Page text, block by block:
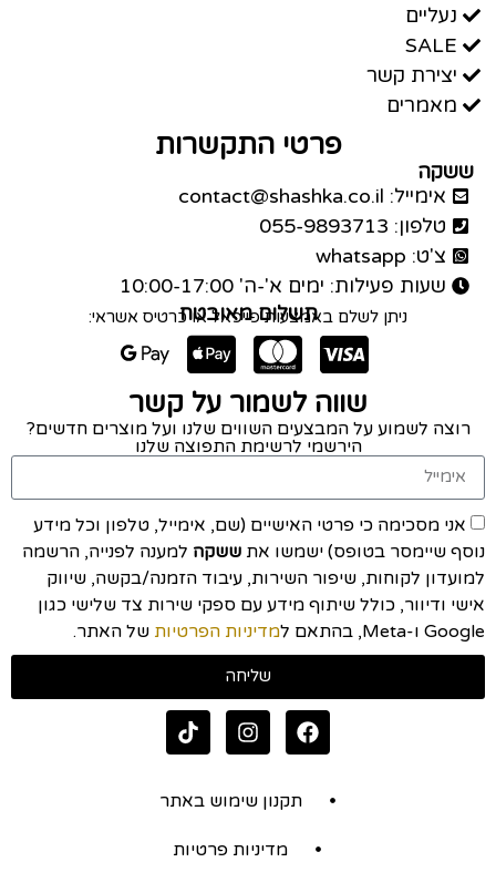
נעליים
SALE
יצירת קשר
מאמרים
פרטי התקשרות
ששקה
אימייל: contact@shashka.co.il
טלפון: 055-9893713
צ'ט: whatsapp
שעות פעילות: ימים א'-ה' 10:00-17:00
תשלום מאובטח
ניתן לשלם באמצעות פייפאל או כרטיס אשראי:
שווה לשמור על קשר
רוצה לשמוע על המבצעים השווים שלנו ועל מוצרים חדשים?
הירשמי לרשימת התפוצה שלנו
אני מסכימה כי פרטי האישיים (שם, אימייל, טלפון וכל מידע
נוסף שיימסר בטופס) ישמשו את ששקה למענה לפנייה, הרשמה
למועדון לקוחות, שיפור השירות, עיבוד הזמנה/בקשה, שיווק
אישי ודיוור, כולל שיתוף מידע עם ספקי שירות צד שלישי כגון
Google ו-Meta, בהתאם ל
מדיניות הפרטיות של האתר.
שליחה
תקנון שימוש באתר
מדיניות פרטיות